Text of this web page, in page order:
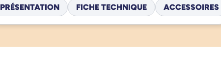
PRÉSENTATION FICHE TECHNIQUE ACCESSOIRES